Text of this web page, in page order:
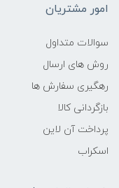
امور مشتریان
سوالات متداول
روش های ارسال
رهگیری سفارش ها
بازگردانی کالا
پرداخت آن لاین
اسکراب